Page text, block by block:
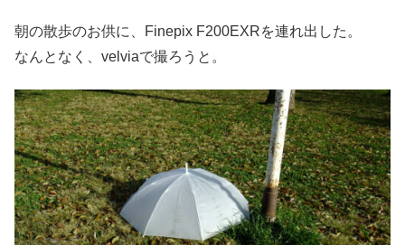
朝の散歩のお供に、Finepix F200EXRを連れ出した。
なんとなく、velviaで撮ろうと。